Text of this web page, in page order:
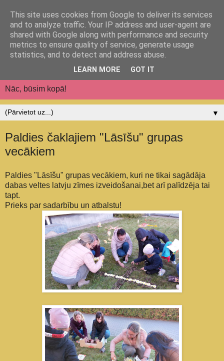
Jēkabpils pilsētas
pirmsskolas izglītības
iestāde "Auseklītis"
Nāc, būsim kopā!
▼
Paldies čaklajiem "Lāsīšu" grupas
vecākiem
Paldies "Lāsīšu" grupas vecākiem, kuri ne tikai sagādāja
dabas veltes latvju zīmes izveidošanai,bet arī palīdzēja tai
tapt.
Prieks par sadarbību un atbalstu!
This site uses cookies from Google to deliver its services
and to analyze traffic. Your IP address and user-agent are
shared with Google along with performance and security
metrics to ensure quality of service, generate usage
statistics, and to detect and address abuse.
LEARN MORE GOT IT